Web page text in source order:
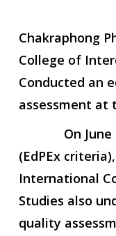
Chakraphong
College of
Conducted an
assessment at
On June
(EdPEx
International
Studies also
quality